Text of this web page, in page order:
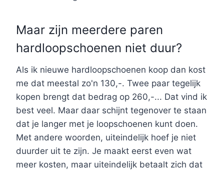
Maar zijn meerdere paren
hardloopschoenen niet duur?
Als ik nieuwe hardloopschoenen koop dan kost
me dat meestal zo'n 130,-. Twee paar tegelijk
kopen brengt dat bedrag op 260,-... Dat vind ik
best veel. Maar daar schijnt tegenover te staan
dat je langer met je loopschoenen kunt doen.
Met andere woorden, uiteindelijk hoef je niet
duurder uit te zijn. Je maakt eerst even wat
meer kosten, maar uiteindelijk betaalt zich dat